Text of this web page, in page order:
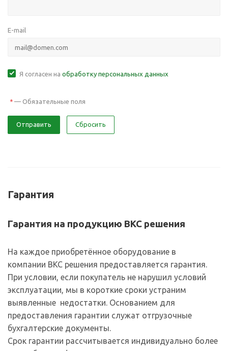
E-mail
Я согласен на обработку персональных данных
* — Обязательные поля
Отправить Сбросить
Гарантия
Гарантия на продукцию ВКС решения
На каждое приобретённое оборудование в
компании ВКС решения предоставляется гарантия.
При условии, если покупатель не нарушил условий
эксплуатации, мы в короткие сроки устраним
выявленные недостатки. Основанием для
предоставления гарантии служат отгрузочные
бухгалтерские документы.
Срок гарантии рассчитывается индивидуально более